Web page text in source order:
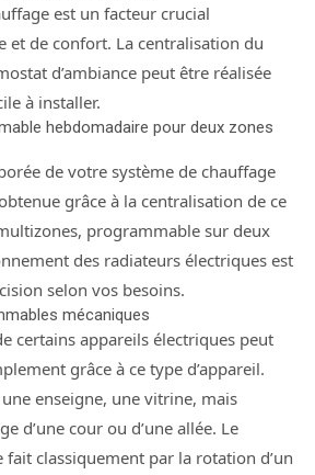
est un facteur crucial
et de confort. La centralisation du
d’ambiance peut être réalisée
à installer.
hebdomadaire pour deux zones
de votre système de chauffage
grâce à la centralisation de ce
programmable sur deux
des radiateurs électriques est
selon vos besoins.
mécaniques
certains appareils électriques peut
grâce à ce type d’appareil.
enseigne, une vitrine, mais
d’une cour ou d’une allée. Le
fait classiquement par la rotation d’un